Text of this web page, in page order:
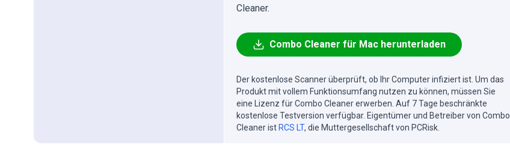
Cleaner.
Combo Cleaner für Mac herunterladen
Der kostenlose Scanner überprüft, ob Ihr Computer infiziert ist. Um das
Produkt mit vollem Funktionsumfang nutzen zu können, müssen Sie
eine Lizenz für Combo Cleaner erwerben. Auf 7 Tage beschränkte
kostenlose Testversion verfügbar. Eigentümer und Betreiber von Combo
Cleaner ist RCS LT, die Muttergesellschaft von PCRisk.